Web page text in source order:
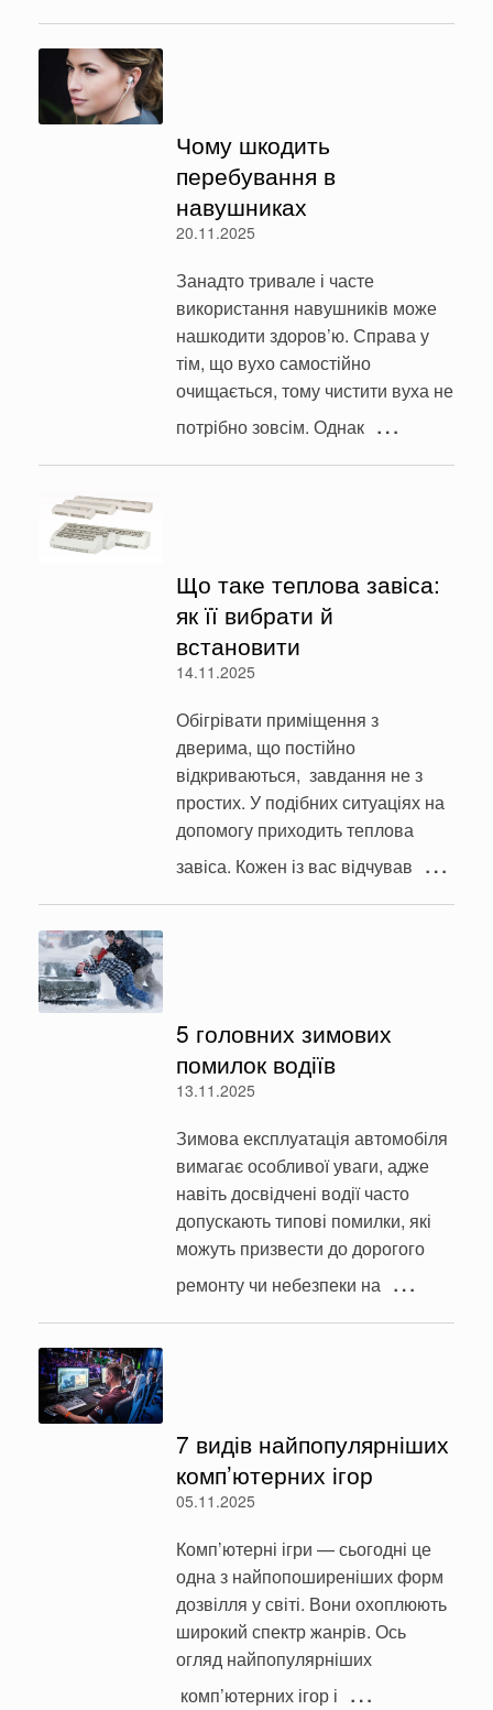
Чому шкодить
перебування в
навушниках
20.11.2025
Занадто тривале і часте
використання навушників може
нашкодити здоров’ю. Справа у
тім, що вухо самостійно
очищається, тому чистити вуха не
потрібно зовсім. Однак …
Що таке теплова завіса:
як її вибрати й
встановити
14.11.2025
Обігрівати приміщення з
дверима, що постійно
відкриваються, завдання не з
простих. У подібних ситуаціях на
допомогу приходить теплова
завіса. Кожен із вас відчував …
5 головних зимових
помилок водіїв
13.11.2025
Зимова експлуатація автомобіля
вимагає особливої уваги, адже
навіть досвідчені водії часто
допускають типові помилки, які
можуть призвести до дорогого
ремонту чи небезпеки на …
7 видів найпопулярніших
комп’ютерних ігор
05.11.2025
Комп’ютерні ігри — сьогодні це
одна з найпопоширеніших форм
дозвілля у світі. Вони охоплюють
широкий спектр жанрів. Ось
огляд найпопулярніших
комп’ютерних ігор і …